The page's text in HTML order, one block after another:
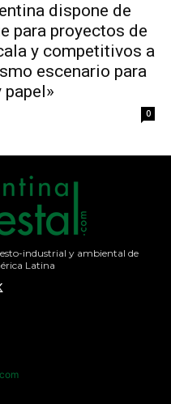
dispone de
para proyectos de
y competitivos a
escenario para
0
industrial y ambiental de
Latina